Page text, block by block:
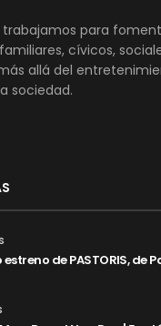
trabajamos para
cívicos,
allá del
sociedad.
de PASTORIS, de